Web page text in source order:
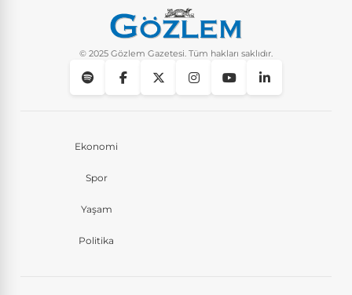
© 2025 Gözlem Gazetesi. Tüm hakları saklıdır.
Ekonomi
Spor
Yaşam
Politika